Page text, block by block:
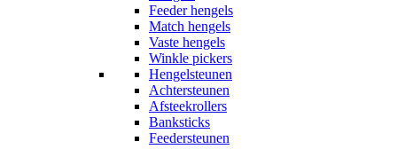
Feeder hengels
Match hengels
Vaste hengels
Winkle pickers
Hengelsteunen
Achtersteunen
Afsteekrollers
Banksticks
Feedersteunen